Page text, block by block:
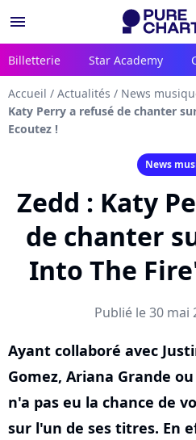
menu
Billetterie Star Academy
Accueil / Actualités / News
Katy Perry a refusé de chanter
Ecoutez !
News
Zedd : Katy
de chanter
Into The
Publié le 30 mai
Ayant collaboré avec
Gomez, Ariana Grande ou
n'a pas eu la chance de
sur l'un de ses titres. En